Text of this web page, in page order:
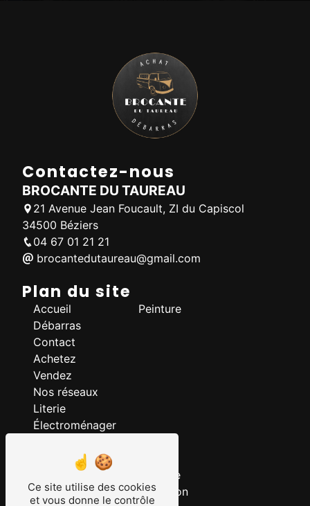
Contactez-nous
BROCANTE DU TAUREAU
21 Avenue Jean Foucault, ZI du Capiscol
34500 Béziers
04 67 01 21 21
brocantedutaureau@gmail.com
Plan du site
Accueil
Débarras
Contact
Achetez
Vendez
Nos réseaux
Literie
Électroménager
Peinture
Nos prestations
Mobilier
Luminaire
Décoration
Ce site utilise des cookies
et vous donne le contrôle